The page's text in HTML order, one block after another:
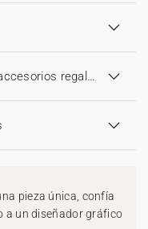
Sin accesorios regalos
pieza única, confía
a un diseñador gráfico